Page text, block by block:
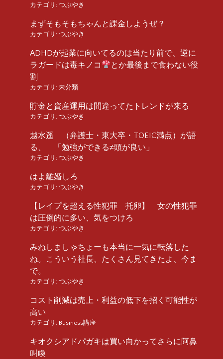
カテゴリ: つぶやき
まずそもそもちゃんと課金しようぜ？
カテゴリ: つぶやき
ADHDが起業に向いてるのは当たり前で、逆に
ラガードは毒キノコ
とか最後まで食わない役
割
カテゴリ: 未分類
貯金と資産運用は間違ってたトレンドが来る
カテゴリ: つぶやき
越水遥 （弁護士・東大卒・TOEIC満点）が語
る、 「勉強ができる≠頭が良い」
カテゴリ: つぶやき
はよ離婚しろ
カテゴリ: つぶやき
【レイプを超える性犯罪 托卵】 女の性犯罪
は圧倒的に多い、気をつけろ
カテゴリ: つぶやき
みねしましゃちょーも本当に一気に転落した
ね。こういう社長、たくさん見てきたよ、今ま
で。
カテゴリ: つぶやき
コスト削減は売上・利益の低下を招く可能性が
高い
カテゴリ: Business講座
キオクシアドパガキは買い向かってさらに阿鼻
叫喚